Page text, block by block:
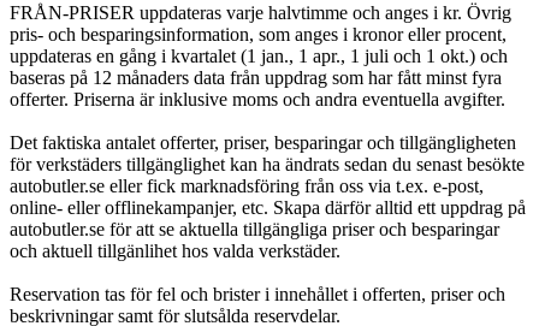
FRÅN-PRISER uppdateras varje halvtimme och anges i kr. Övrig
pris- och besparingsinformation, som anges i kronor eller procent,
uppdateras en gång i kvartalet (1 jan., 1 apr., 1 juli och 1 okt.) och
baseras på 12 månaders data från uppdrag som har fått minst fyra
offerter. Priserna är inklusive moms och andra eventuella avgifter.
Det faktiska antalet offerter, priser, besparingar och tillgängligheten
för verkstäders tillgänglighet kan ha ändrats sedan du senast besökte
autobutler.se eller fick marknadsföring från oss via t.ex. e-post,
online- eller offlinekampanjer, etc. Skapa därför alltid ett uppdrag på
autobutler.se för att se aktuella tillgängliga priser och besparingar
och aktuell tillgänlihet hos valda verkstäder.
Reservation tas för fel och brister i innehållet i offerten, priser och
beskrivningar samt för slutsålda reservdelar.